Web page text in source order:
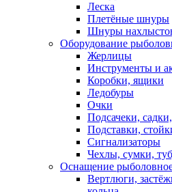
Леска
Плетёные шнуры
Шнуры
Оборудование
Жерлицы
Инструменты и
Коробки, ящики
Ледобуры
Очки
Подсачеки,
Подставки,
Сигнализаторы
Чехлы, сумки,
Оснащение
Вертлюги,